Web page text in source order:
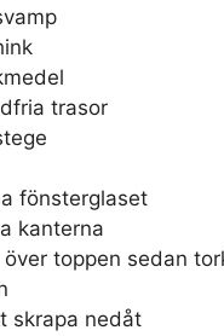
trasor
fönsterglaset
kanterna
över toppen sedan
skrapa nedåt